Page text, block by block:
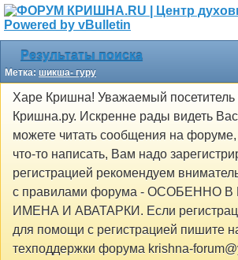
Результаты поиска
Метка: шикша- гуру
Харе Кришна! Уважаемый
Кришна.ру. Искренне рады видеть
можете читать сообщения на форуме,
что-то написать, Вам надо
регистрацией рекомендуем
с правилами форума - ОСОБЕННО
ИМЕНА И АВАТАРКИ. Если
для помощи с регистрацией пишите
техподдержки форума krishna-